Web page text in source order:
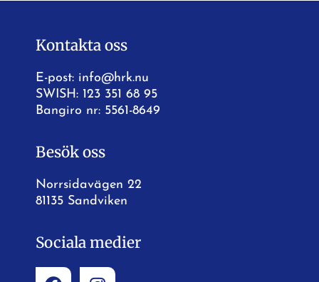
Kontakta oss
E-post: info@hrk.nu
SWISH: 123 351 68 95
Bangiro nr: 5561-8649
Besök oss
Norrsidavägen 22
81135 Sandviken
Sociala medier